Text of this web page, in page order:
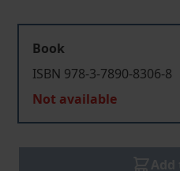
Book
ISBN 978-3-7890-8306-8
Not available